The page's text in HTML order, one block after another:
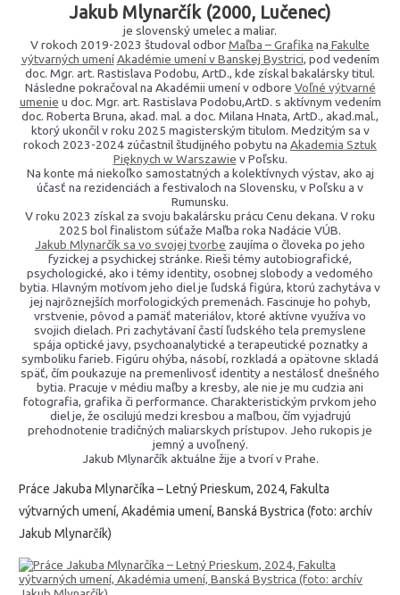
Jakub Mlynarčík (2000, Lučenec)
je slovenský umelec a maliar.
V rokoch 2019-2023 študoval odborMaľba – Grafika na Fakulte
výtvarných umení Akadémie umení v Banskej Bystrici, pod vedením
doc. Mgr. art. Rastislava Podobu, ArtD., kde získal bakalársky titul.
Následne pokračoval na Akadémii umení v odbore Voľné výtvarné
umenie u doc. Mgr. art. Rastislava Podobu,ArtD. s aktívnym vedením
doc. Roberta Bruna, akad. mal. a doc. Milana Hnata, ArtD., akad.mal.,
ktorý ukončil v roku 2025 magisterským titulom. Medzitým sa v
rokoch 2023-2024 zúčastnil študijného pobytu na Akademia Sztuk
Pięknych w Warszawie v Poľsku.
Na konte má niekoľko samostatných a kolektívnych výstav, ako aj
účasť na rezidenciách a festivaloch na Slovensku, v Poľsku a v
Rumunsku.
V roku 2023 získal za svoju bakalársku prácu Cenu dekana. V roku
2025 bol finalistom súťaže Maľba roka Nadácie VÚB.
Jakub Mlynarčík sa vo svojej tvorbe zaujíma o človeka po jeho
fyzickej a psychickej stránke. Rieši témy autobiografické,
psychologické, ako i témy identity, osobnej slobody a vedomého
bytia. Hlavným motívom jeho diel je ľudská figúra, ktorú zachytáva v
jej najrôznejších morfologických premenách. Fascinuje ho pohyb,
vrstvenie, pôvod a pamäť materiálov, ktoré aktívne využíva vo
svojich dielach. Pri zachytávaní častí ľudského tela premyslene
spája optické javy, psychoanalytické a terapeutické poznatky a
symboliku farieb. Figúru ohýba, násobí, rozkladá a opätovne skladá
späť, čím poukazuje na premenlivosť identity a nestálosť dnešného
bytia. Pracuje v médiu maľby a kresby, ale nie je mu cudzia ani
fotografia, grafika či performance. Charakteristickým prvkom jeho
diel je, že oscilujú medzi kresbou a maľbou, čím vyjadrujú
prehodnotenie tradičných maliarskych prístupov. Jeho rukopis je
jemný a uvoľnený.
Jakub Mlynarčík aktuálne žije a tvorí v Prahe.
Práce Jakuba Mlynarčíka – Letný Prieskum, 2024, Fakulta
výtvarných umení, Akadémia umení, Banská Bystrica (foto: archív
Jakub Mlynarčík)